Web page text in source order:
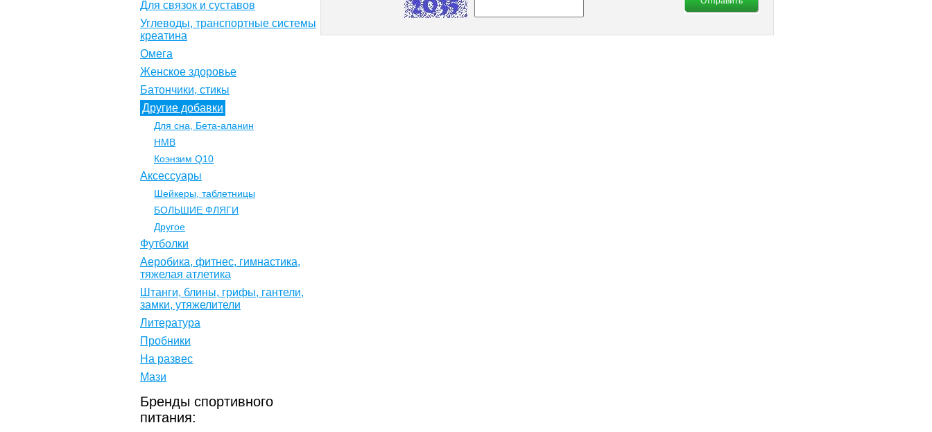
Для связок и суставов
Углеводы, транспортные системы
креатина
Омега
Женское здоровье
Батончики, стикы
Другие добавки
Для сна, Бета-аланин
НМВ
Коэнзим Q10
Аксессуары
Шейкеры, таблетницы
БОЛЬШИЕ ФЛЯГИ
Другое
Футболки
Аеробика, фитнес, гимнастика,
тяжелая атлетика
Штанги, блины, грифы, гантели,
замки, утяжелители
Литература
Пробники
На развес
Мази
Бренды спортивного
питания: